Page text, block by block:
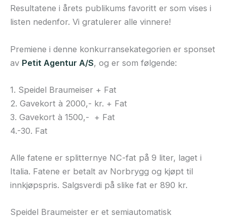
Resultatene i årets publikums favoritt er som vises i
listen nedenfor. Vi gratulerer alle vinnere!
Premiene i denne konkurransekategorien er sponset
av Petit Agentur A/S, og er som følgende:
1. Speidel Braumeiser + Fat
2. Gavekort à 2000,- kr. + Fat
3. Gavekort à 1500,- + Fat
4.-30. Fat
Alle fatene er splitternye NC-fat på 9 liter, laget i
Italia. Fatene er betalt av Norbrygg og kjøpt til
innkjøpspris. Salgsverdi på slike fat er 890 kr.
Speidel Braumeister er et semiautomatisk